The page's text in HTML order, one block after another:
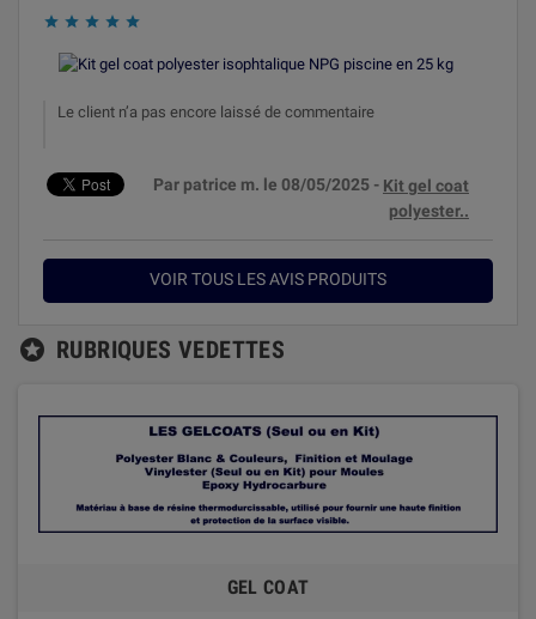
    
Le client n’a pas encore laissé de commentaire
Par patrice m. le 08/05/2025 - Kit gel coat
polyester..
VOIR TOUS LES AVIS PRODUITS
 RUBRIQUES VEDETTES
GEL COAT